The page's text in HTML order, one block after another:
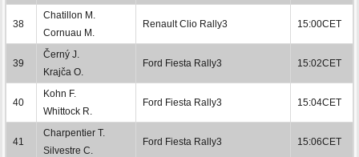
38
Chatillon M.
Cornuau M.
Renault Clio Rally3 15:00CET
39
Černý J.
Krajča O.
Ford Fiesta Rally3 15:02CET
40
Kohn F.
Whittock R.
Ford Fiesta Rally3 15:04CET
41
Charpentier T.
Silvestre C.
Ford Fiesta Rally3 15:06CET